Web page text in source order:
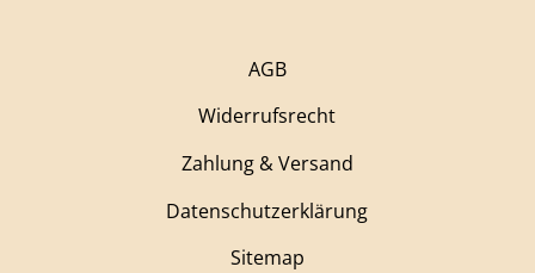
AGB
Widerrufsrecht
Zahlung & Versand
Datenschutzerklärung
Sitemap